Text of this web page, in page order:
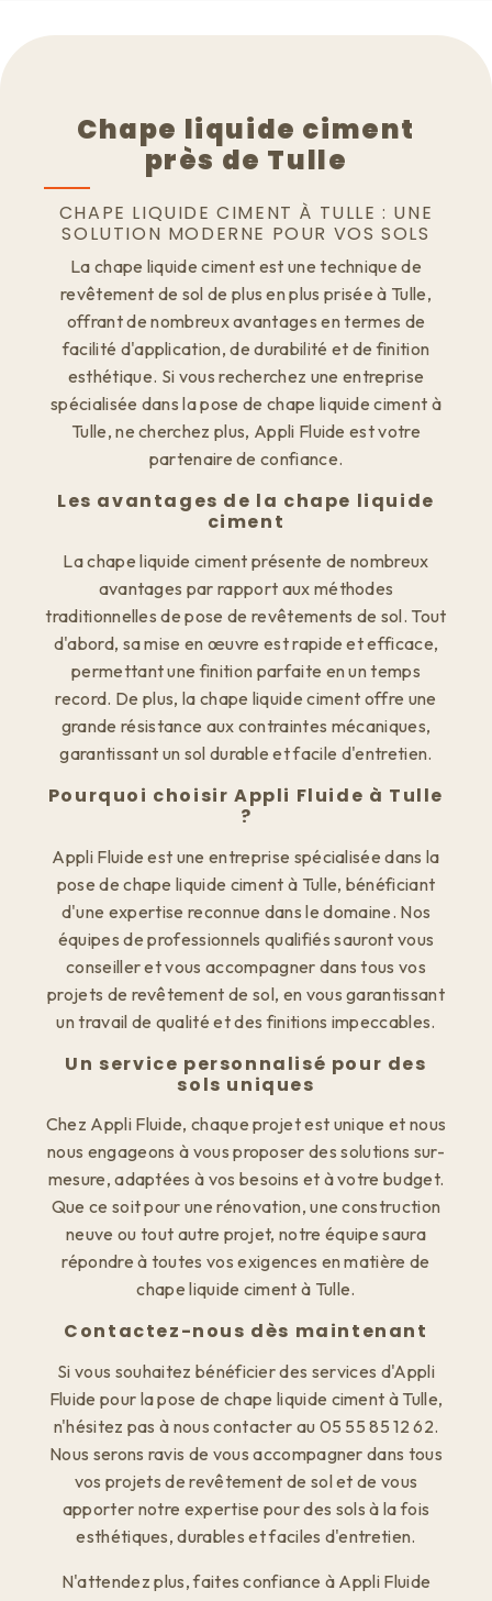
Chape liquide ciment
près de Tulle
CHAPE LIQUIDE CIMENT À TULLE : UNE
SOLUTION MODERNE POUR VOS SOLS
La chape liquide ciment est une technique de
revêtement de sol de plus en plus prisée à Tulle,
offrant de nombreux avantages en termes de
facilité d'application, de durabilité et de finition
esthétique. Si vous recherchez une entreprise
spécialisée dans la pose de chape liquide ciment à
Tulle, ne cherchez plus, Appli Fluide est votre
partenaire de confiance.
Les avantages de la chape liquide
ciment
La chape liquide ciment présente de nombreux
avantages par rapport aux méthodes
traditionnelles de pose de revêtements de sol. Tout
d'abord, sa mise en œuvre est rapide et efficace,
permettant une finition parfaite en un temps
record. De plus, la chape liquide ciment offre une
grande résistance aux contraintes mécaniques,
garantissant un sol durable et facile d'entretien.
Pourquoi choisir Appli Fluide à Tulle
?
Appli Fluide est une entreprise spécialisée dans la
pose de chape liquide ciment à Tulle, bénéficiant
d'une expertise reconnue dans le domaine. Nos
équipes de professionnels qualifiés sauront vous
conseiller et vous accompagner dans tous vos
projets de revêtement de sol, en vous garantissant
un travail de qualité et des finitions impeccables.
Un service personnalisé pour des
sols uniques
Chez Appli Fluide, chaque projet est unique et nous
nous engageons à vous proposer des solutions sur-
mesure, adaptées à vos besoins et à votre budget.
Que ce soit pour une rénovation, une construction
neuve ou tout autre projet, notre équipe saura
répondre à toutes vos exigences en matière de
chape liquide ciment à Tulle.
Contactez-nous dès maintenant
Si vous souhaitez bénéficier des services d'Appli
Fluide pour la pose de chape liquide ciment à Tulle,
n'hésitez pas à nous contacter au 05 55 85 12 62.
Nous serons ravis de vous accompagner dans tous
vos projets de revêtement de sol et de vous
apporter notre expertise pour des sols à la fois
esthétiques, durables et faciles d'entretien.
N'attendez plus, faites confiance à Appli Fluide